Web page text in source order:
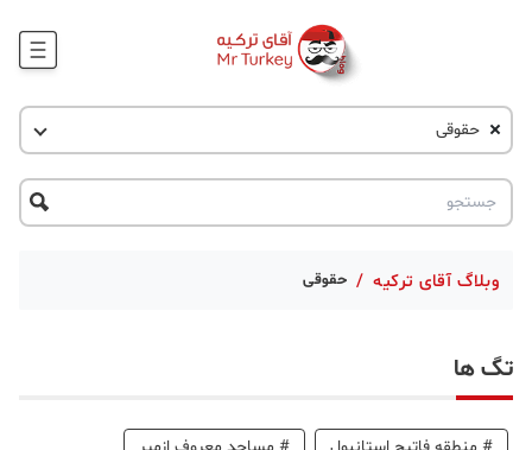
وبلاگ
جاذبه گردشگری
حقوقی
اخبار ترکیه
پروژه ها
تحصیل در ترکیه
ترکیه گردی
حقوقی
وبلاگ آقای ترکیه / حقوقی
تگ ها